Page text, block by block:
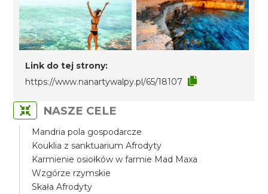
Link do tej strony:
https://www.nanartywalpy.pl/65/18107
NASZE CELE
Mandria pola gospodarcze
Kouklia z sanktuarium Afrodyty
Karmienie osiołków w farmie Mad Maxa
Wzgórze rzymskie
Skała Afrodyty